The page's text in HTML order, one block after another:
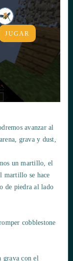
JUGAR
avanzar al
grava y dust,
un martillo, el
martillo se hace
de piedra al lado
cobblestone
grava con el